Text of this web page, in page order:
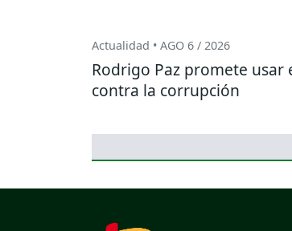
Actualidad • AGO 6 / 2026
Rodrigo Paz promete usar
contra la corrupción